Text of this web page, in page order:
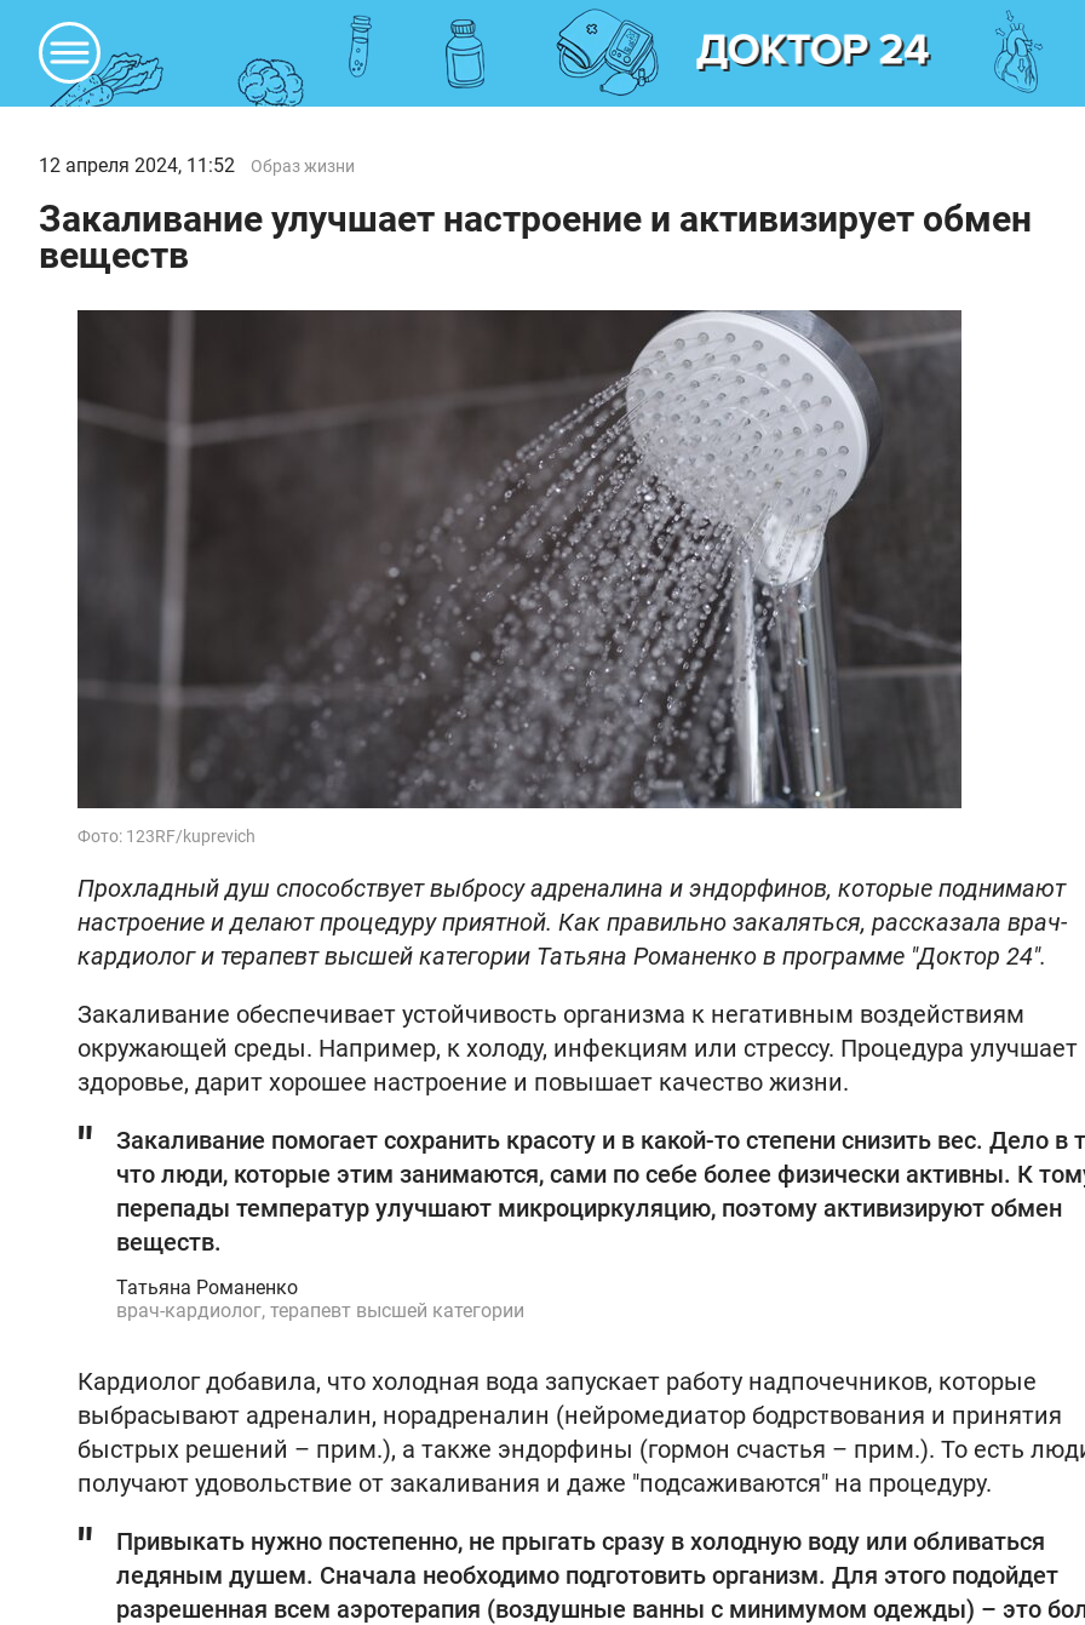
12 апреля 2024, 11:52 Образ жизни
Закаливание улучшает настроение и активизирует обмен
веществ
Фото: 123RF/kuprevich
Прохладный душ способствует выбросу адреналина и эндорфинов, которые поднимают
настроение и делают процедуру приятной. Как правильно закаляться, рассказала врач-
кардиолог и терапевт высшей категории Татьяна Романенко в программе "Доктор 24".
Закаливание обеспечивает устойчивость организма к негативным воздействиям
окружающей среды. Например, к холоду, инфекциям или стрессу. Процедура улучшает
здоровье, дарит хорошее настроение и повышает качество жизни.
Закаливание помогает сохранить красоту и в какой-то степени снизить вес. Дело в
что люди, которые этим занимаются, сами по себе более физически активны. К
перепады температур улучшают микроциркуляцию, поэтому активизируют обмен
веществ.
Татьяна Романенко
врач-кардиолог, терапевт высшей категории
Кардиолог добавила, что холодная вода запускает работу надпочечников, которые
выбрасывают адреналин, норадреналин (нейромедиатор бодрствования и принятия
быстрых решений – прим.), а также эндорфины (гормон счастья – прим.). То есть
получают удовольствие от закаливания и даже "подсаживаются" на процедуру.
Привыкать нужно постепенно, не прыгать сразу в холодную воду или обливаться
ледяным душем. Сначала необходимо подготовить организм. Для этого подойдет
разрешенная всем аэротерапия (воздушные ванны с минимумом одежды) – это